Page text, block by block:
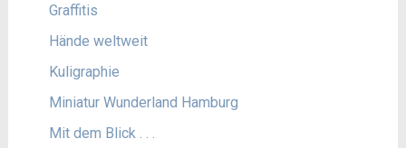
Graffitis
Hände weltweit
Kuligraphie
Miniatur Wunderland Hamburg
Mit dem Blick . . .